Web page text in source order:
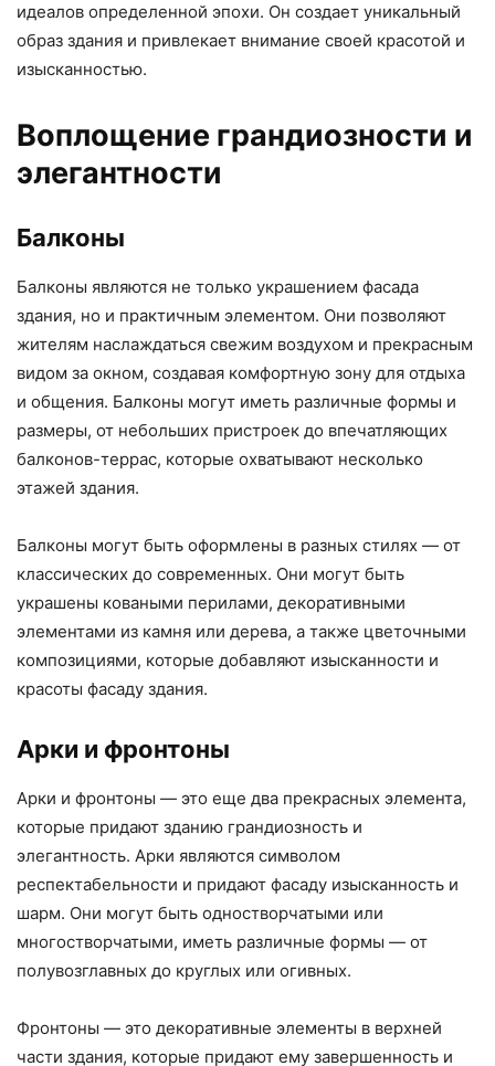
идеалов определенной эпохи. Он создает уникальный
образ здания и привлекает внимание своей красотой и
изысканностью.
Воплощение грандиозности и
элегантности
Балконы
Балконы являются не только украшением фасада
здания, но и практичным элементом. Они позволяют
жителям наслаждаться свежим воздухом и прекрасным
видом за окном, создавая комфортную зону для отдыха
и общения. Балконы могут иметь различные формы и
размеры, от небольших пристроек до впечатляющих
балконов-террас, которые охватывают несколько
этажей здания.
Балконы могут быть оформлены в разных стилях — от
классических до современных. Они могут быть
украшены коваными перилами, декоративными
элементами из камня или дерева, а также цветочными
композициями, которые добавляют изысканности и
красоты фасаду здания.
Арки и фронтоны
Арки и фронтоны — это еще два прекрасных элемента,
которые придают зданию грандиозность и
элегантность. Арки являются символом
респектабельности и придают фасаду изысканность и
шарм. Они могут быть одностворчатыми или
многостворчатыми, иметь различные формы — от
полувозглавных до круглых или огивных.
Фронтоны — это декоративные элементы в верхней
части здания, которые придают ему завершенность и